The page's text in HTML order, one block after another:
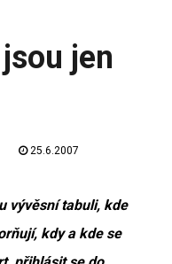
jen
25.6.2007
vývěsní tabuli, kde
kdy a kde se